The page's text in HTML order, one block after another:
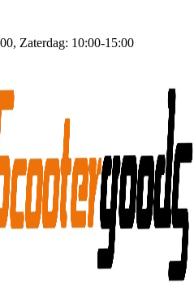
Zaterdag: 10:00-15:00